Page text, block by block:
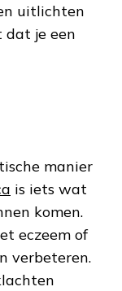
uitlichten
dat je een
manier
is iets wat
komen.
eczeem of
verbeteren.